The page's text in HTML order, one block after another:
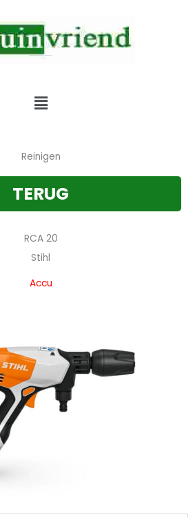
Menu
Reinigen
TERUG
RCA 20
Stihl
Accu